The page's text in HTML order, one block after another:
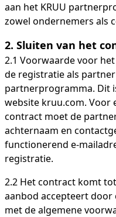
aan het KRUU
zowel ondernemers als
2. Sluiten van het
2.1 Voorwaarde voor
de registratie als partner
partnerprogramma. Dit
website kruu.com. Voor
contract moet de
achternaam en
functionerend e-
registratie.
2.2 Het contract komt
aanbod accepteert
met de algemene